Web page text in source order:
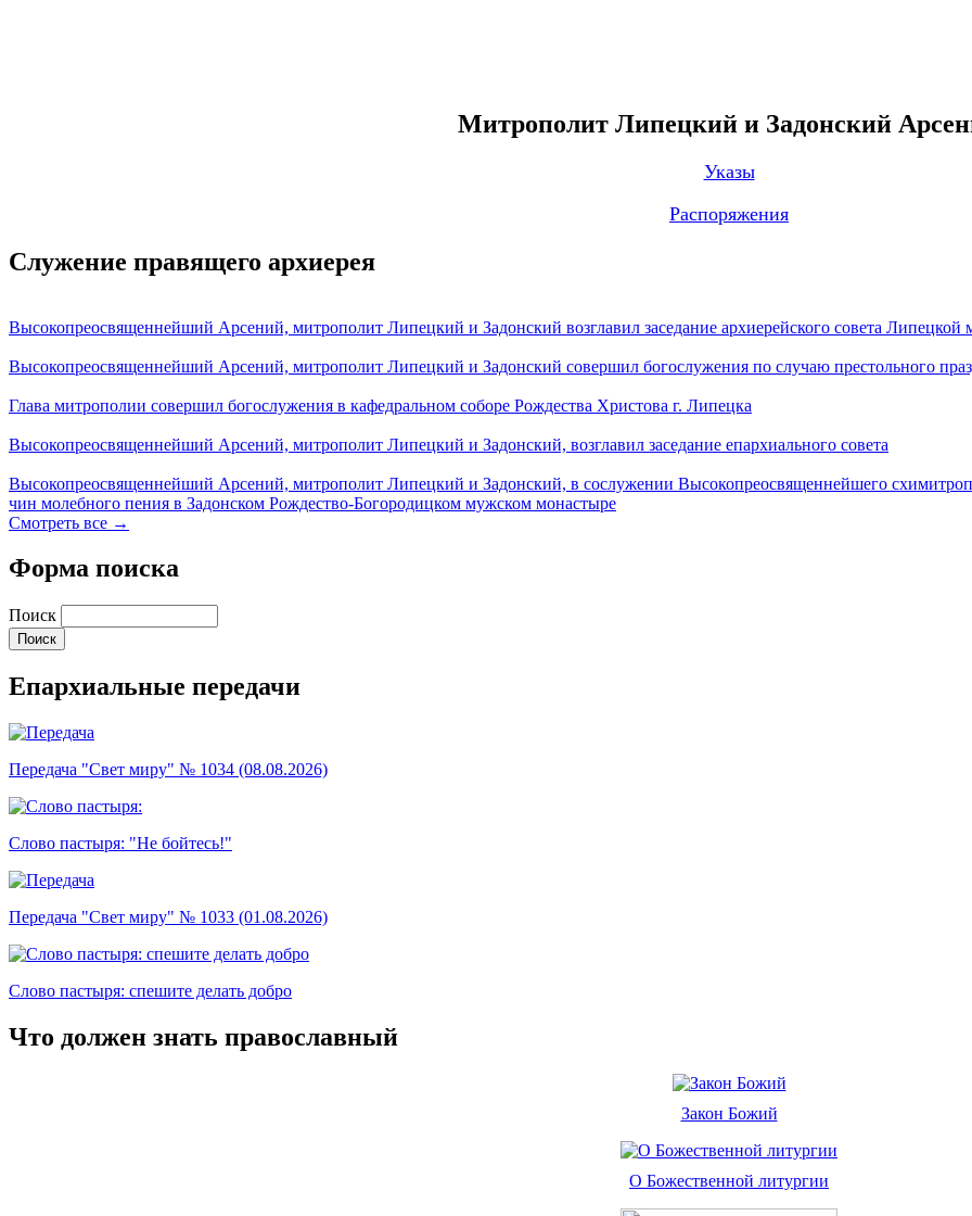
Митрополит Липецкий и Задонский
Указы
Распоряжения
Служение правящего архиерея
Высокопреосвященнейший Арсений, митрополит Липецкий и Задонский возглавил заседание архиерейского совета Липецкой
Высокопреосвященнейший Арсений, митрополит Липецкий и Задонский совершил богослужения по случаю престольного
Глава митрополии совершил богослужения в кафедральном соборе Рождества Христова г. Липецка
Высокопреосвященнейший Арсений, митрополит Липецкий и Задонский, возглавил заседание епархиального совета
Высокопреосвященнейший Арсений, митрополит Липецкий и Задонский, в сослужении Высокопреосвященнейшего
чин молебного пения в Задонском Рождество-Богородицком мужском монастыре
Смотреть все →
Форма поиска
Поиск
Епархиальные передачи
Передача "Свет миру" № 1034 (08.08.2026)
Слово пастыря: "Не бойтесь!"
Передача "Свет миру" № 1033 (01.08.2026)
Слово пастыря: спешите делать добро
Что должен знать православный
Закон Божий
О Божественной литургии